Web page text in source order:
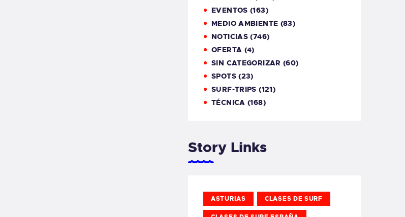
EVENTOS (163)
MEDIO AMBIENTE (83)
NOTICIAS (746)
OFERTA (4)
SIN CATEGORIZAR (60)
SPOTS(23)
SURF-TRIPS (121)
TÉCNICA (168)
Story Links
ASTURIAS CLASES DE SURF